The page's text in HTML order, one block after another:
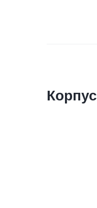
Корпус